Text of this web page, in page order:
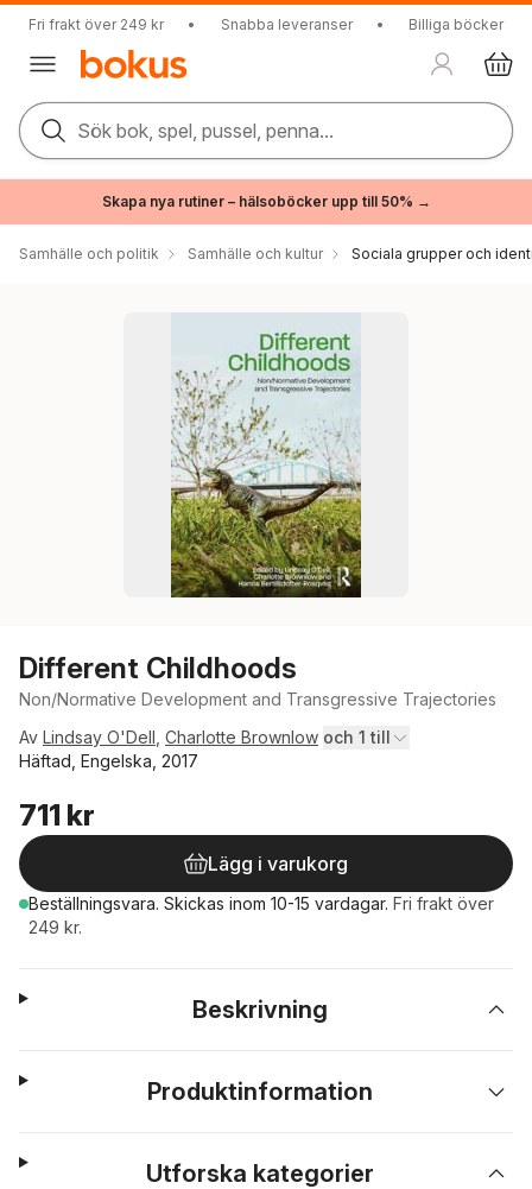
Fri frakt över 249 kr • Snabba leveranser • Billiga böcker
Sök bok, spel, pussel, penna...
Skapa nya rutiner – hälsoböcker upp till 50% →
Samhälle och politik Samhälle och kultur Sociala grupper och
Different Childhoods
Non/Normative Development and Transgressive Trajectories
Av Lindsay O'Dell Charlotte Brownlow och 1 till
Häftad, Engelska, 2017
711 kr
Lägg i varukorg
Beställningsvara. Skickas inom 10-15 vardagar. Fri frakt över
249 kr.
Beskrivning
Produktinformation
Utforska kategorier